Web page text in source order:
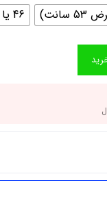
46 یا 3XL (عرض 55 سانت)